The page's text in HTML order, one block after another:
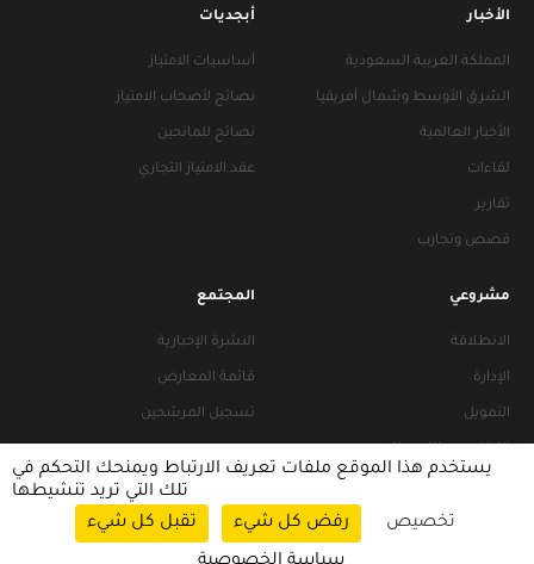
الأخبار
المملكة العربية السعودية
الشرق الأوسط وشمال أفريقيا
الأخبار العالمية
لقاءات
تقارير
قصص وتجارب
أبجديات
أساسيات الامتياز
نصائح لأصحاب الامتياز
نصائح للمانحين
عقد الامتياز التجاري
مشروعي
الانطلاقة
الإدارة
التمويل
المجتمع
النشرة الإخبارية
قائمة المعارض
تسجيل المرشحين
سياسات التصفح
سياسة الخصوصية
يستخدم هذا الموقع ملفات تعريف الارتباط ويمنحك التحكم في
تلك التي تريد تنشيطها
تقبل كل شيء
رفض كل شيء
تخصيص